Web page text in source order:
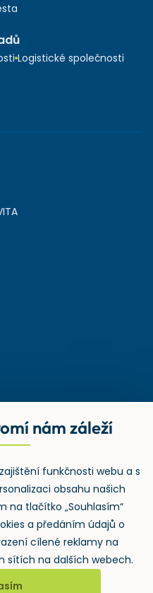
Logistické společnosti
nám záleží
funkčnosti webu a s
obsahu našich
na tlačítko „Souhlasím“
a předáním údajů o
cílené reklamy na
sítích na dalších webech.